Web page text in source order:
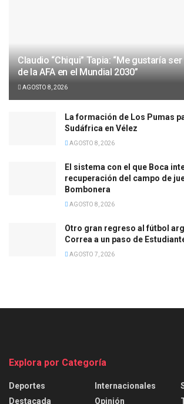
Claudio “Chiqui” Tapia: “Me gustaría
de la AFA en el Mundial 2030”
AGOSTO 8, 2026
La formación de Los Pumas
Sudáfrica en Vélez
AGOSTO 8, 2026
El sistema con el que Boca
recuperación del campo de
Bombonera
AGOSTO 8, 2026
Otro gran regreso al fútbol
Correa a un paso de
AGOSTO 7, 2026
Explora por Categoría
Deportes
Destacada
Internacionales
Opinión